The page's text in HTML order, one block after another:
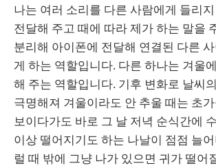
나는 여러 소리를 다른 사람에게 들리
전달해 주고 때에 따라 제가 하는 말을
분리해 아이폰에 전달해 연결된 다른
게 하는 역할입니다. 다른 하나는 겨울
해 주는 역할입니다. 기후 변화로 날씨
극명해져 겨울이라도 안 추울 때는 초
보이다가도 바로 그 날 저녁 순식간에
이상 떨어지기도 하는 나날이 점점 늘
럴 때 밖에 그냥 나가 있으면 귀가 떨어